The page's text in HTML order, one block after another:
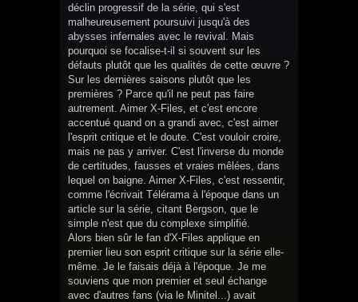
déclin progressif de la série, qui s'est
malheureusement poursuivi jusqu'à des
abysses infernales avec le revival. Mais
pourquoi se focalise-t-il si souvent sur les
défauts plutôt que les qualités de cette œuvre ?
Sur les dernières saisons plutôt que les
premières ? Parce qu'il ne peut pas faire
autrement. Aimer X-Files, et c'est encore
accentué quand on a grandi avec, c'est aimer
l'esprit critique et le doute. C'est vouloir croire,
mais ne pas y arriver. C'est l'inverse du monde
de certitudes, fausses et vraies mêlées, dans
lequel on baigne. Aimer X-Files, c'est ressentir,
comme l'écrivait Télérama à l'époque dans un
article sur la série, citant Bergson, que le
simple n'est que du complexe simplifié.
Alors bien sûr le fan d'X-Files applique en
premier lieu son esprit critique sur la série elle-
même. Je le faisais déjà à l'époque. Je me
souviens que mon premier et seul échange
avec d'autres fans (via le Minitel...) avait